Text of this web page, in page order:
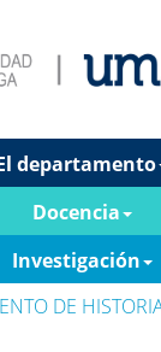
departamento
Docencia
Investigación
DE